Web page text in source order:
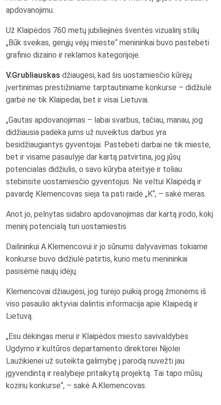
apdovanojimu.
Už Klaipėdos 760 metų jubiliejinės šventės vizualinį stilių
„Būk sveikas, gerųjų vėjų mieste“ menininkai buvo pastebėti
grafinio dizaino ir reklamos kategorijoje.
V.Grubliauskas džiaugėsi, kad šis uostamiesčio kūrėjų
įvertinimas prestižiniame tarptautiniame konkurse – didžiulė
garbė ne tik Klaipėdai, bet ir visai Lietuvai.
„Gautas apdovanojimas – labai svarbus, tačiau, manau, jog
didžiausia padėka jums už nuveiktus darbus yra
besidžiaugiantys gyventojai. Pastebėti darbai ne tik mieste,
bet ir visame pasaulyje dar kartą patvirtina, jog jūsų
potencialas didžiulis, o savo kūryba ateityje ir toliau
stebinsite uostamiesčio gyventojus. Ne veltui Klaipėdą ir
pavardę Klemencovas sieja ta pati raidė „K“, – sakė meras.
Anot jo, pelnytas sidabro apdovanojimas dar kartą įrodo, kokį
meninį potencialą turi uostamiestis.
Dailininkui A.Klemencovui ir jo sūnums dalyvavimas tokiame
konkurse buvo didžiulė patirtis, kurio metu menininkai
pasisėmė naujų idėjų.
Klemencovai džiaugėsi, jog turėjo puikią progą žmonėms iš
viso pasaulio aktyviai dalintis informacija apie Klaipėdą ir
Lietuvą.
„Esu dėkingas merui ir Klaipėdos miesto savivaldybės
Ugdymo ir kultūros departamento direktorei Nijolei
Laužikienei už suteikta galimybę į parodą nuvežti jau
įgyvendintą ir realybėje pritaikytą projektą. Tai tapo mūsų
koziriu konkurse“, – sakė A.Klemencovas.